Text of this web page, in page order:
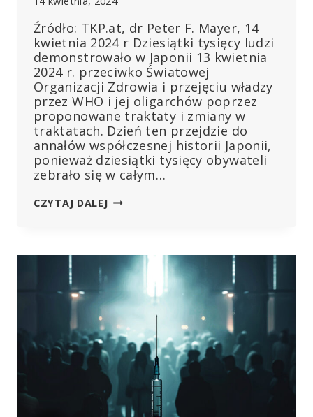
Źródło: TKP.at, dr Peter F. Mayer, 14
kwietnia 2024 r Dziesiątki tysięcy ludzi
demonstrowało w Japonii 13 kwietnia
2024 r. przeciwko Światowej
Organizacji Zdrowia i przejęciu władzy
przez WHO i jej oligarchów poprzez
proponowane traktaty i zmiany w
traktatach. Dzień ten przejdzie do
annałów współczesnej historii Japonii,
ponieważ dziesiątki tysięcy obywateli
zebrało się w całym…
CZYTAJ DALEJMASOWE
PRZECIWKO
WHO
KONSEKWENCJOM
KAMPANII
SZCZEPIEŃ
PRZECIWKO
COVID-
19